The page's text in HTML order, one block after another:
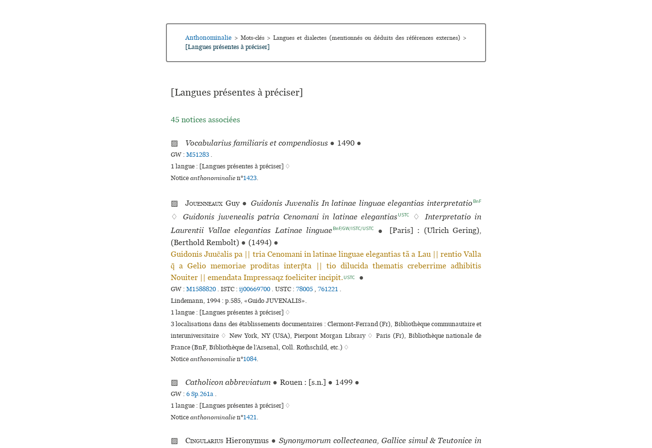
Anthonominalie > Mots-clés > Langues et dialectes (mentionnés ou déduits des références externes) >
[Langues présentes à préciser]
[Langues présentes à préciser]
45 notices associées
▨ Vocabularius familiaris et compendiosus ● 1490 ●
GW : M51283 .
1 langue : [Langues présentes à préciser] ♢
Noticeanthonominalien°1423.
▨ Jouenneaux Guy ● Guidonis Juvenalis In latinae linguae elegantias interpretatio BnF
♢ Guidonis juvenealis patria Cenomani in latinae elegantiasUSTC ♢Interpretatio in
Laurentii Vallae ele­gan­tias Latinae linguaeBnF/GW/ISTC/USTC ●
[Paris] : (Ulrich Gering),
(Berthold Rembolt) ● (1494) ●
Guidonis Juuẽalis pa || tria Cenomani in latinae linguae elegantias tã a Lau || rentio Valla
q̃ a Gelio memoriae proditas interp̃ta || tio dilucida thematis creberrime adhibitis
Nouiter || emendata Impressaqz foeliciter incipit.USTC ●
GW : M1588820 . ISTC : ij00669700 . USTC : 78005 , 761221 .
Lindemann, 1994 : p.585, «Guido JUVENALIS».
1 langue : [Langues présentes à préciser] ♢
3 localisations dans des établissements documentaires : Clermont-Ferrand (Fr), Bibliothèque com­mu­nau­taire et
inte­ru­ni­ver­si­taire ♢ New York, NY (USA), Pierpont Morgan Library ♢ Paris (Fr), Bibliothèque nationale de
France (BnF, Bibliothèque de l’Arsenal, Coll. Rothschild, etc.) ♢
Noticeanthonominalien°1084.
▨ Catholicon abbre­via­tum ● Rouen : [s.n.] ● 1499 ●
GW : 6 Sp.261a .
1 langue : [Langues présentes à préciser] ♢
Noticeanthonominalien°1421.
▨ Cingularius Hieronymus ● Synonymorum collecteanea, Gallice simul & Teutonice in